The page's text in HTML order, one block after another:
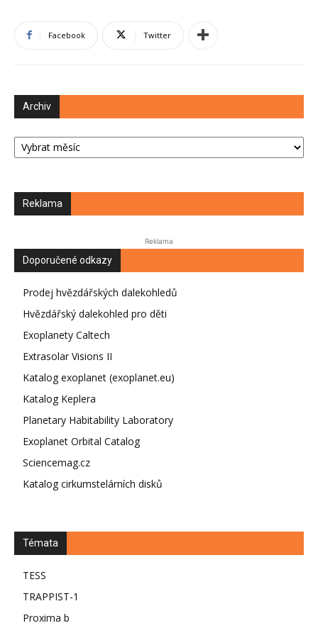
Facebook Twitter
Archiv
Archiv
Reklama
Reklama
Doporučené odkazy
Prodej hvězdářských dalekohledů
Hvězdářský dalekohled pro děti
Exoplanety Caltech
Extrasolar Visions II
Katalog exoplanet (exoplanet.eu)
Katalog Keplera
Planetary Habitability Laboratory
Exoplanet Orbital Catalog
Sciencemag.cz
Katalog cirkumstelárních disků
Témata
TESS
TRAPPIST-1
Proxima b